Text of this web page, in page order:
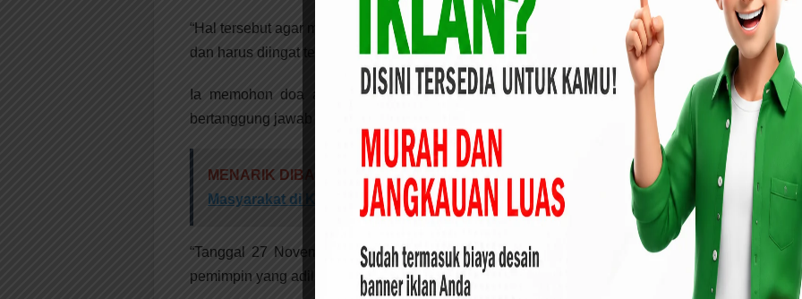
“Hal tersebut agar masyarakat sering berkunjung ke Siak, yang merupakan tempat bersejarah
dan harus diingat terus,” katanya.
Ia memohon doa agar Riau memiliki pemimpin yang adil dan bisa bekerja sama serta
bertanggung jawab dengan semua elemen.
MENARIK DIBACA:
Dosen FPK UNRI Lakukan Program Pemberdayaan Ekonomi
Masyarakat di Kabupaten Siak
“Tanggal 27 November, jangan lupa pilih nomor 1. Mohon doa semoga Riau dianugerahi
pemimpin yang adil dan bertanggung jawab,” katanya.